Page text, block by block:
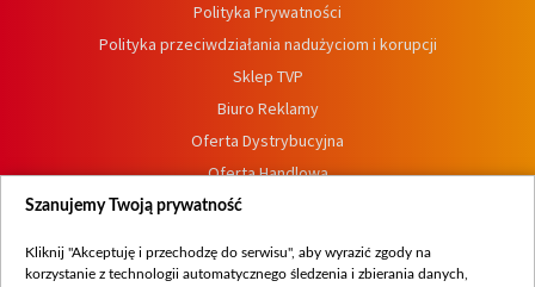
Polityka Prywatności
Polityka przeciwdziałania nadużyciom i korupcji
Sklep TVP
Biuro Reklamy
Oferta Dystrybucyjna
Oferta Handlowa
Dostępność
Procedura zgłoszeń wewnętrznych
Szanujemy Twoją prywatność
Kliknij "Akceptuję i przechodzę do serwisu", aby wyrazić zgody na
korzystanie z technologii automatycznego śledzenia i zbierania danych,